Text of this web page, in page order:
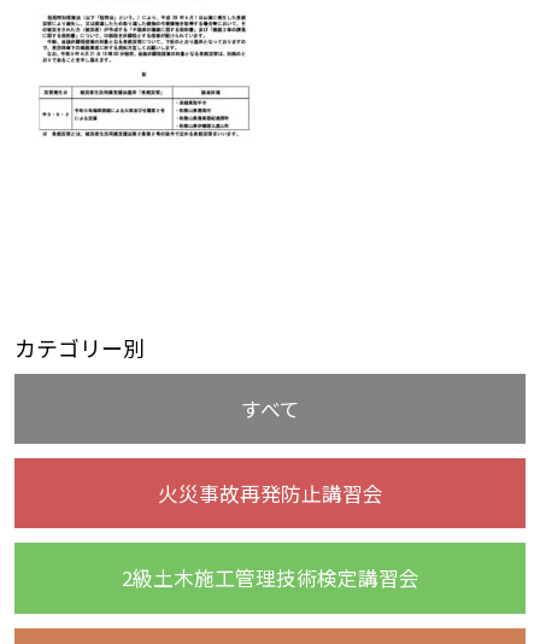
カテゴリー別
すべて
火災事故再発防止講習会
2級土木施工管理技術検定講習会